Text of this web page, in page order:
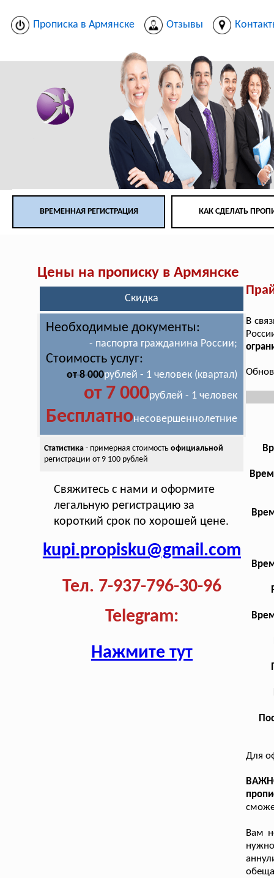
Прописка в Армянске Отзывы
ВРЕМЕННАЯ РЕГИСТРАЦИЯ КАК СДЕЛАТЬ
Цены на прописку в Армянске
Скидка
Необходимые документы:
- паспорта гражданина России;
Стоимость услуг:
от 8 000рублей - 1 человек (квартал)
от 7 000рублей - 1 человек
Бесплатнонесовершеннолетние
Статистика - примерная стоимостьофициальной
регистрации от 9 100 рублей
Свяжитесь с нами и оформите
легальную регистрацию за
короткий срок по хорошей цене.
kupi.propisku@gmail.com
Тел. 7-937-796-30-96
Telegram:
Нажмите тут
В
Для
Вам